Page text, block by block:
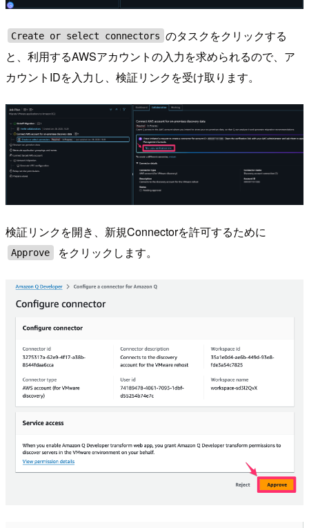
Create or select connectors のタスクをクリックする
と、利用するAWSアカウントの入力を求められるので、ア
カウントIDを入力し、検証リンクを受け取ります。
検証リンクを開き、新規Connectorを許可するために
Approve をクリックします。